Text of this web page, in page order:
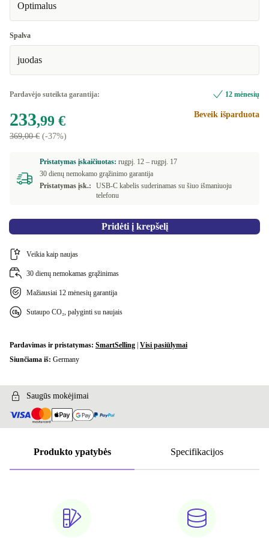
Optimalus
Spalva
juodas
Pardavėjo suteikta garantija: 12 mėnesių
233,99 €
369,00 € (-37%)
Beveik išparduota
Pristatymas įskaičiuotas: rugpj. 12 – rugpj. 17
30 dienų nemokamo grąžinimo garantija
Pristatymas įsk.:
USB-C kabelis suderinamas su šiuo išmaniuoju
telefonu
Pridėti į krepšelį
Veikia kaip naujas
30 dienų nemokamas grąžinimas
Mažiausiai 12 mėnesių garantija
Sutaupo CO₂, palyginti su naujais
Pardavimas ir pristatymas: SmartSelling Visi pasiūlymai
Siunčiama iš: Germany
Saugūs mokėjimai
Produkto ypatybės Specifikacijos